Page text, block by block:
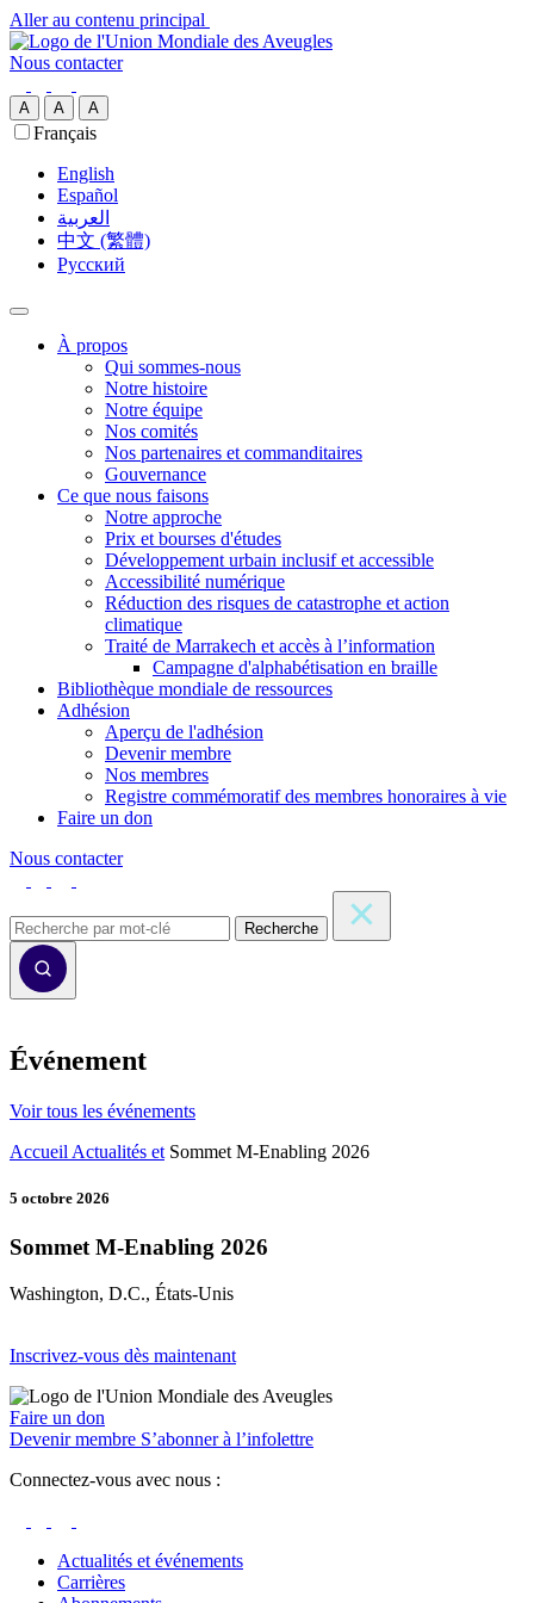
Aller au contenu principal
Nous contacter
A A A
Français
English
Español
العربية‏
中文 (繁體)
Русский
À propos
Qui sommes-nous
Notre histoire
Notre équipe
Nos comités
Nos partenaires et commanditaires
Gouvernance
Ce que nous faisons
Notre approche
Prix et bourses d'études
Développement urbain inclusif et accessible
Accessibilité numérique
Réduction des risques de catastrophe et action
climatique
Traité de Marrakech et accès à l’information
Campagne d'alphabétisation en braille
Bibliothèque mondiale de ressources
Adhésion
Aperçu de l'adhésion
Devenir membre
Nos membres
Registre commémoratif des membres honoraires à vie
Faire un don
Nous contacter
Recherche
Événement
Voir tous les événements
Accueil Actualités et Sommet M-Enabling 2026
5 octobre 2026
Sommet M-Enabling 2026
Washington, D.C., États-Unis
Inscrivez-vous dès maintenant
Faire un don
Devenir membre S’abonner à l’infolettre
Connectez-vous avec nous :
Actualités et événements
Carrières